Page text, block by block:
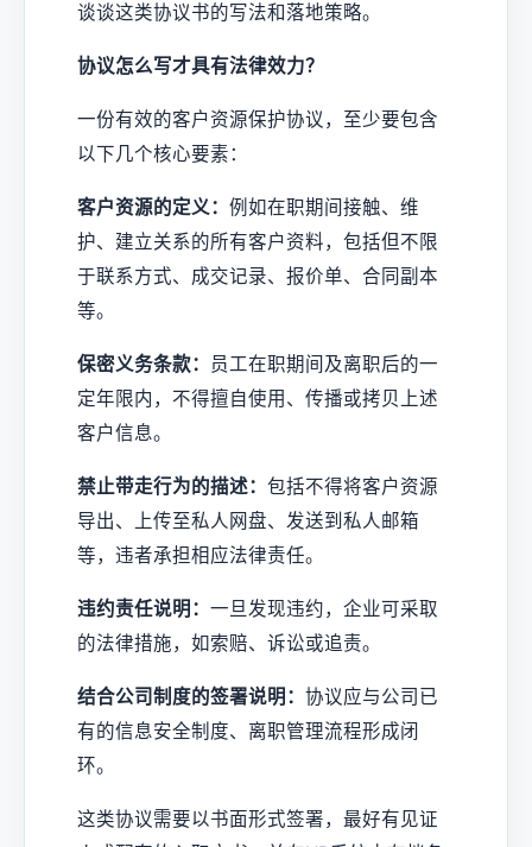
谈谈这类协议书的写法和落地策略。
协议怎么写才具有法律效力？
一份有效的客户资源保护协议，至少要包含
以下几个核心要素：
客户资源的定义： 例如在职期间接触、维
护、建立关系的所有客户资料，包括但不限
于联系方式、成交记录、报价单、合同副本
等。
保密义务条款：
员工在职期间及离职后的一
定年限内，不得擅自使用、传播或拷贝上述
客户信息。
禁止带走行为的描述： 包括不得将客户资源
导出、上传至私人网盘、发送到私人邮箱
等，违者承担相应法律责任。
违约责任说明： 一旦发现违约，企业可采取
的法律措施，如索赔、诉讼或追责。
结合公司制度的签署说明： 协议应与公司已
有的信息安全制度、离职管理流程形成闭
环。
这类协议需要以书面形式签署，最好有见证